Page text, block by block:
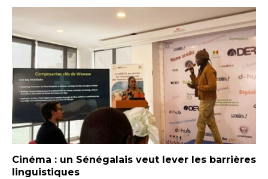
Cinéma : un Sénégalais veut lever les barrières
linguistiques